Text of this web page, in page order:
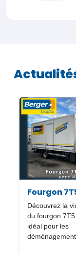
Fourgon
Découvrez la
du fourgon 7T5
idéal pour les